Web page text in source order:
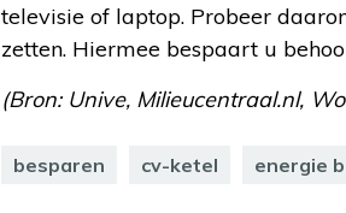
televisie of laptop. Probeer
zetten. Hiermee bespaart u
(Bron: Unive, Milieucentraal.nl,
besparen cv-ketel energie